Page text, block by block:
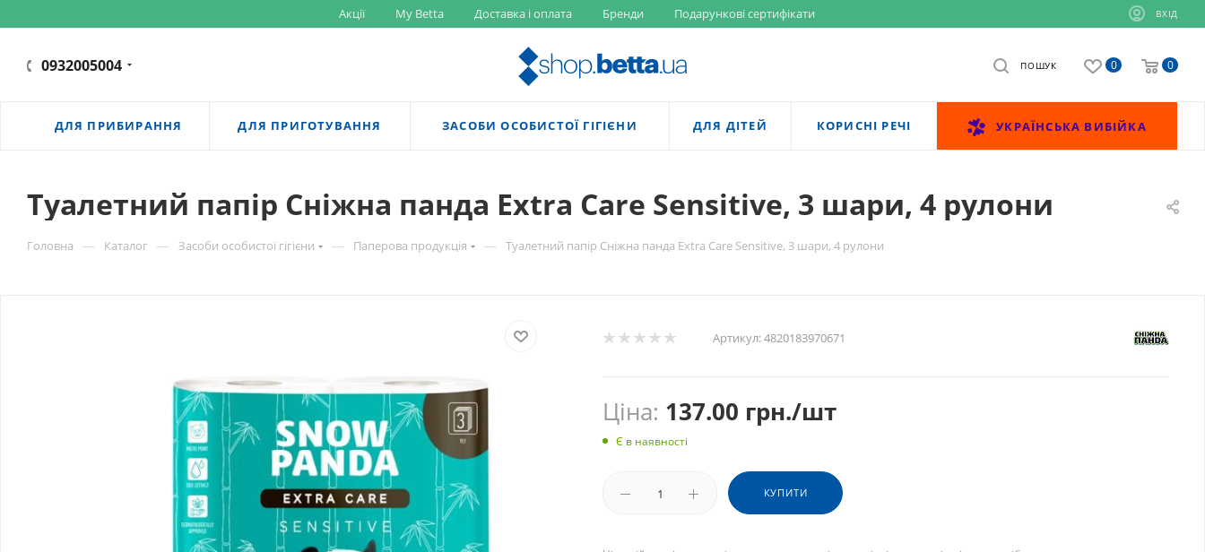
Акції My Betta Доставка і оплата Бренди Подарункові сертифікати ВХІД
0932005004 0 0
ПОШУК
ДЛЯ ПРИБИРАННЯ ДЛЯ ПРИГОТУВАННЯ ЗАСОБИ ОСОБИСТОЇ ГІГІЄНИ ДЛЯ ДІТЕЙ КОРИСНІ РЕЧІ УКРАЇНСЬКА ВИБІЙКА
Туалетний папір Сніжна панда Extra Care Sensitive, 3 шари, 4 рулони
Головна — Каталог — Засоби особистої гігієни — Паперова продукція — Туалетний папір Сніжна панда Extra Care Sensitive, 3 шари, 4 рулони
Артикул:4820183970671
Ціна: 137.00 грн./шт
Є в наявності
КУПИТИ